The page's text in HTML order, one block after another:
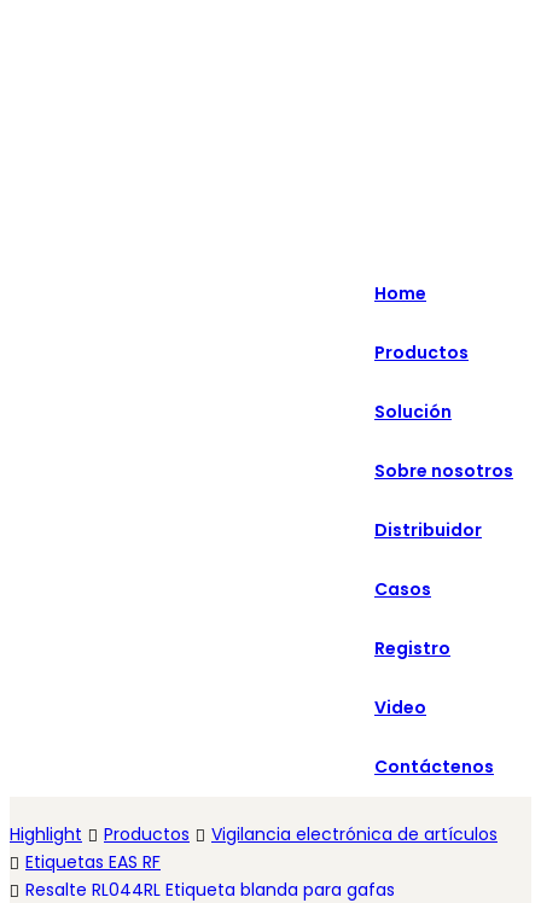
русский
Español
Home
Productos
Solución
Sobre nosotros
Distribuidor
Casos
Registro
Video
Contáctenos
Highlight Productos
Vigilancia electrónica de artículos
Etiquetas EAS RF
Resalte RL044RL Etiqueta blanda para gafas